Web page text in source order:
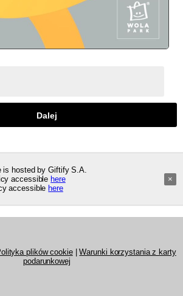
is hosted by Giftify S.A.
accessible here
accessible here
×
plików cookie|Warunki korzystania z karty
podarunkowej